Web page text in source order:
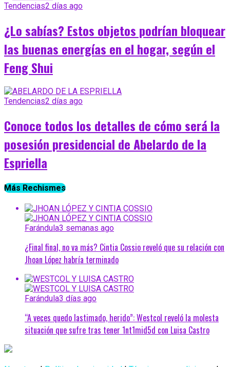
Tendencias2 días ago
¿Lo sabías? Estos objetos podrían bloquear
las buenas energías en el hogar, según el
Feng Shui
Tendencias2 días ago
Conoce todos los detalles de cómo será la
posesión presidencial de Abelardo de la
Espriella
Más Rechismes
Farándula3 semanas ago
¿Final final, no va más? Cintia Cossio reveló que su relación con
Jhoan López habría terminado
Farándula3 días ago
“A veces quedo lastimado, herido”: Westcol reveló la molesta
situación que sufre tras tener 1nt1mid5d con Luisa Castro